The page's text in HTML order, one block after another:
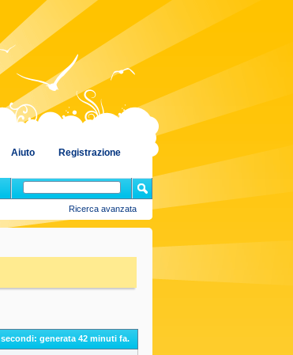
Registrazione
Aiuto
Ricerca avanzata
secondi: generata 42 minuti fa.